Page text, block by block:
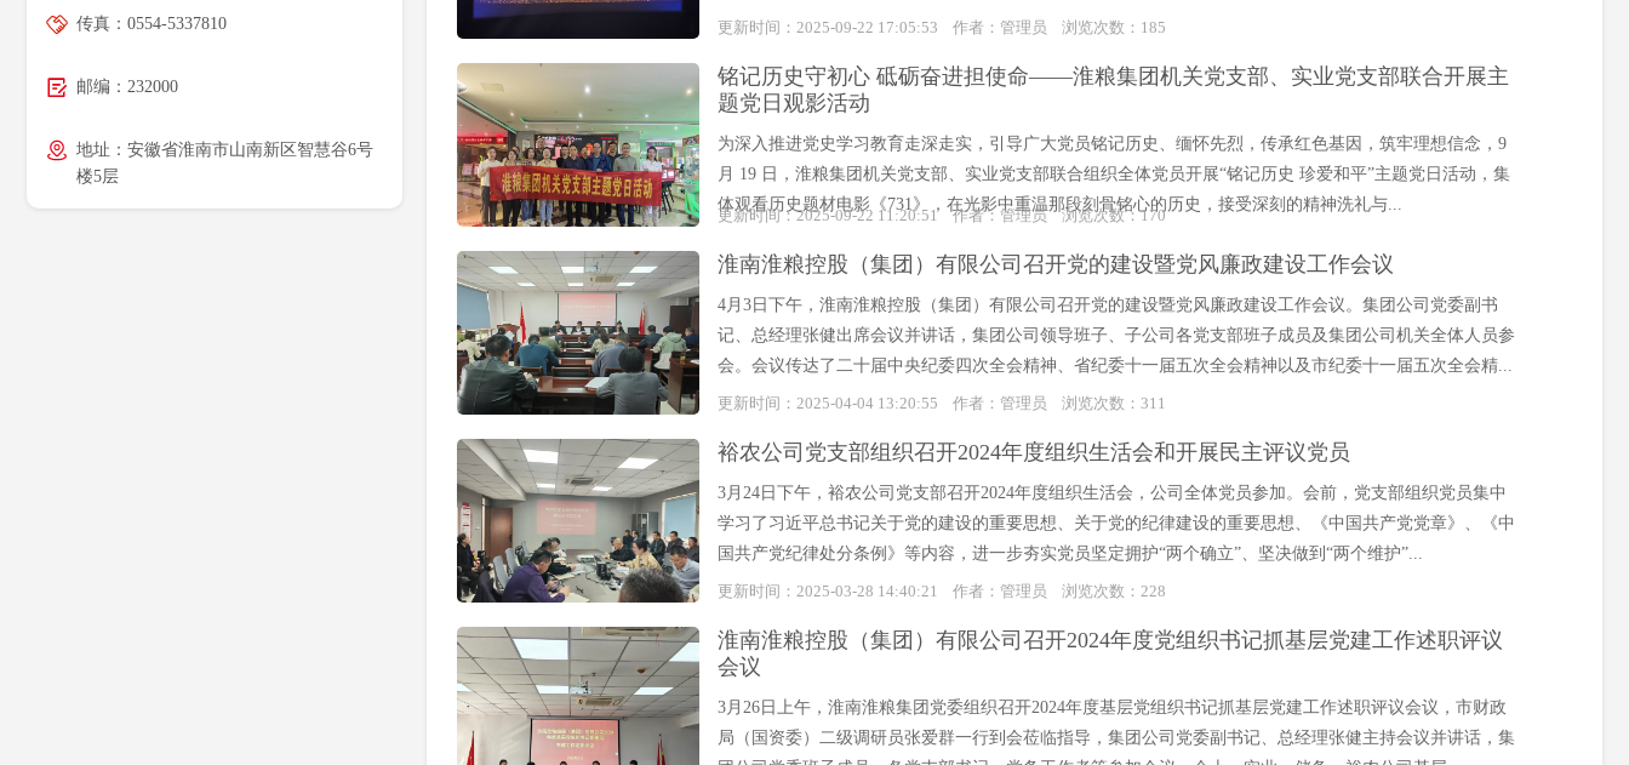
传真：0554-5337810
邮编：232000
地址：安徽省淮南市山南新区智慧谷6号
楼5层
更新时间：2025-09-22 17:05:53 作者：管理员 浏览次数： 185
铭记历史守初心 砥砺奋进担使命——淮粮集团机关党支部、实业党支部联合开展主
题党日观影活动
为深入推进党史学习教育走深走实，引导广大党员铭记历史、缅怀先烈，传承红色基因，筑牢理想信念，9
月 19 日，淮粮集团机关党支部、实业党支部联合组织全体党员开展“铭记历史 珍爱和平”主题党日活动，集
体观看历史题材电影《731》，在光影中重温那段刻骨铭心的历史，接受深刻的精神洗礼与...
更新时间：2025-09-22 11:20:51 作者：管理员 浏览次数：170
淮南淮粮控股（集团）有限公司召开党的建设暨党风廉政建设工作会议
4月3日下午，淮南淮粮控股（集团）有限公司召开党的建设暨党风廉政建设工作会议。集团公司党委副书
记、总经理张健出席会议并讲话，集团公司领导班子、子公司各党支部班子成员及集团公司机关全体人员参
会。会议传达了二十届中央纪委四次全会精神、省纪委十一届五次全会精神以及市纪委十一届五次全会精...
更新时间：2025-04-04 13:20:55 作者：管理员 浏览次数： 311
裕农公司党支部组织召开2024年度组织生活会和开展民主评议党员
3月24日下午，裕农公司党支部召开2024年度组织生活会，公司全体党员参加。会前，党支部组织党员集中
学习了习近平总书记关于党的建设的重要思想、关于党的纪律建设的重要思想、《中国共产党党章》、《中
国共产党纪律处分条例》等内容，进一步夯实党员坚定拥护“两个确立”、坚决做到“两个维护”...
更新时间：2025-03-28 14:40:21 作者：管理员 浏览次数： 228
淮南淮粮控股（集团）有限公司召开2024年度党组织书记抓基层党建工作述职评议
会议
3月26日上午，淮南淮粮集团党委组织召开2024年度基层党组织书记抓基层党建工作述职评议会议，市财政
局（国资委）二级调研员张爱群一行到会莅临指导，集团公司党委副书记、总经理张健主持会议并讲话，集